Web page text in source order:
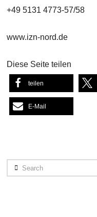
+49 5131 4773-57/58
www.izn-nord.de
Diese Seite teilen
teilen
E-Mail
Search